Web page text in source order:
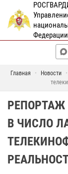
Главная Новости
РЕПОРТАЖ
В ЧИСЛО